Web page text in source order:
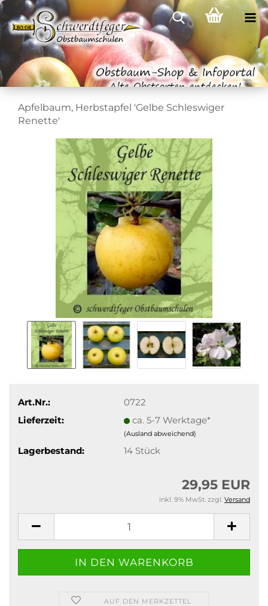
Apfelbaum, Herbstapfel 'Gelbe Schleswiger
Renette'
Art.Nr.:
0722
Lieferzeit:
ca. 5-7 Werktage*
(Ausland abweichend)
Lagerbestand: 14 Stück
29,95 EUR
inkl. 9% MwSt. zzgl. Versand
AUF DEN MERKZETTEL